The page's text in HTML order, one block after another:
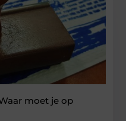
moet je op